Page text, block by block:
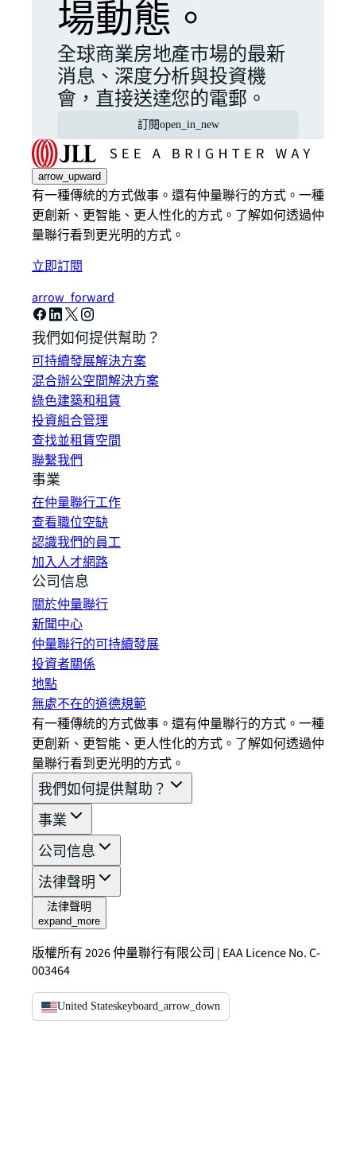
場動態。
全球商業房地產市場的最新
消息、深度分析與投資機
會，直接送達您的電郵。
訂閱open_in_new
arrow_upward
有一種傳統的方式做事。還有仲量聯行的方式。一種
更創新、更智能、更人性化的方式。了解如何透過仲
量聯行看到更光明的方式。
立即訂閱
arrow_forward
我們如何提供幫助？
可持續發展解決方案
混合辦公空間解決方案
綠色建築和租賃
投資組合管理
查找並租賃空間
聯繫我們
事業
在仲量聯行工作
查看職位空缺
認識我們的員工
加入人才網路
公司信息
關於仲量聯行
新聞中心
仲量聯行的可持續發展
投資者關係
地點
無處不在的道德規範
有一種傳統的方式做事。還有仲量聯行的方式。一種
更創新、更智能、更人性化的方式。了解如何透過仲
量聯行看到更光明的方式。
我們如何提供幫助？
事業
公司信息
法律聲明
法律聲明
expand_more
版權所有 2026 仲量聯行有限公司 | EAA Licence No. C-
003464
United Stateskeyboard_arrow_down